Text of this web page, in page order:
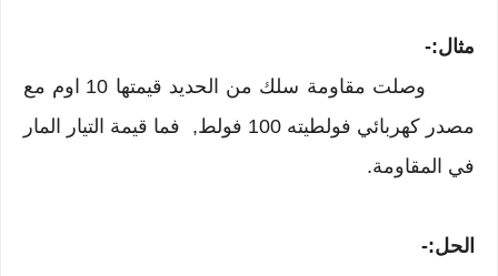
مثال:-
وصلت مقاومة سلك من الحديد قيمتها 10 اوم مع
مصدر كهربائي فولطيته 100 فولط, فما قيمة التيار المار
في المقاومة.
الحل:-